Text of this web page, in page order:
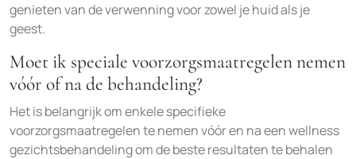
genieten van de verwenning voor zowel je huid als je
geest.
Moet ik speciale voorzorgsmaatregelen nemen
vóór of na de behandeling?
Het is belangrijk om enkele specifieke
voorzorgsmaatregelen te nemen vóór en na een wellness
gezichtsbehandeling om de beste resultaten te behalen